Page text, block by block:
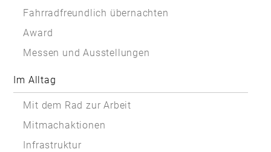
Fahrradfreundlich übernachten
Award
Messen und Ausstellungen
Im Alltag
Mit dem Rad zur Arbeit
Mitmachaktionen
Infrastruktur